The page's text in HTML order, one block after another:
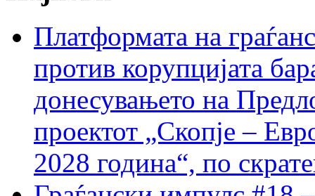
Платформата на
против корупцијата
донесувањето на
проектот „Скопје –
2028 година“, по